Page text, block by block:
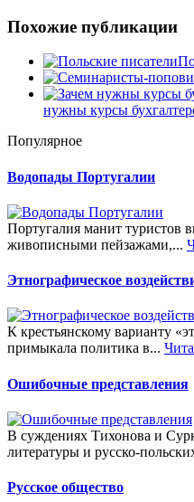
Похожие публикации
нужны курсы
Популярное
Водопады Португалии
Португалия манит
живописными пейзажами,...
Этнографическое
К крестьянскому варианту
примыкала политика в...
Ошибочные представления
В суждениях Тихонова и
литературы и русско-
Русское общество